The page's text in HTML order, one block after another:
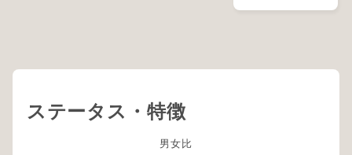
ステータス・特徴
男女比